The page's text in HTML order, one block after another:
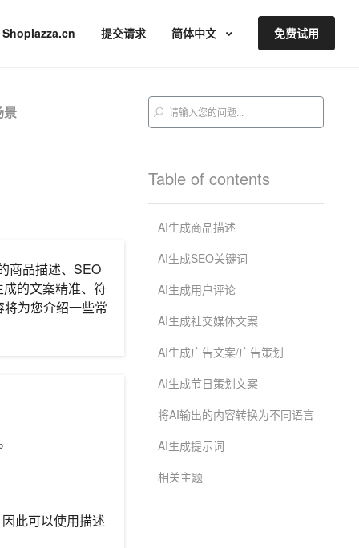
Shoplazza.cn 提交请求 简体中文 免费试用
景
商品描述、SEO
的文案精准、符
为您介绍一些常
此可以使用描述
Table of contents
AI生成商品描述
AI生成SEO关键词
AI生成用户评论
AI生成社交媒体文案
AI生成广告文案/广告策划
AI生成节日策划文案
将AI输出的内容转换为不同语言
AI生成提示词
相关主题